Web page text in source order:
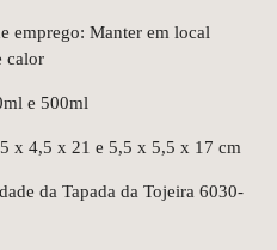
emprego: Manter em local
calor
e 500ml
x 4,5 x 21 e 5,5 x 5,5 x 17 cm
da Tapada da Tojeira 6030-